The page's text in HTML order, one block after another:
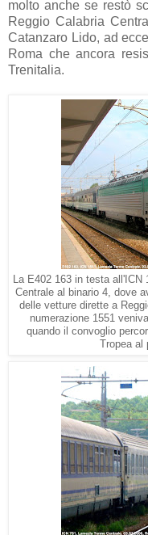
molto anche se restò
Reggio Calabria
Catanzaro Lido, ad
Roma che ancora
Trenitalia.
La E402 163 in testa
Centrale al binario 4, dove
delle vetture dirette a
numerazione 1551
quando il convoglio
Tropea al